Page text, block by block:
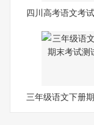
四川高考语文考
三年级语文下册